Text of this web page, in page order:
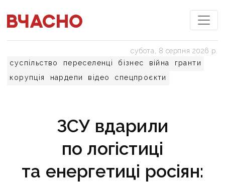
суспільство переселенці бізнес війна
гранти
корупція
нардепи відео спецпроєкти
субота, 8 серпня 2026 р.
ЗСУ вдарили
по логістиці
та енергетиці росіян: